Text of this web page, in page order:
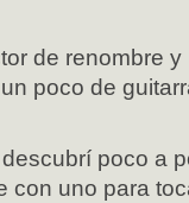
de renombre
poco de
poco a
con uno para